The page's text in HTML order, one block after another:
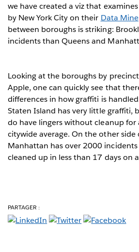
we have created a viz that
by New York City on their Data Mine
between boroughs is striking:
incidents than Queens and
Looking at the boroughs by
Apple, one can quickly see that
differences in how graffiti is
Staten Island has very little graffiti,
do have lingers without cleanup for
citywide average. On the other side
Manhattan has over 2000
cleaned up in less than 17 days on
PARTAGER :